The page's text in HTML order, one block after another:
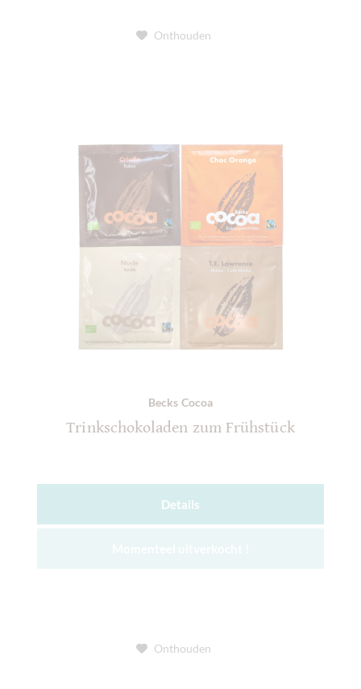
Onthouden
Becks Cocoa
Trinkschokoladen zum Frühstück
Details
Onthouden